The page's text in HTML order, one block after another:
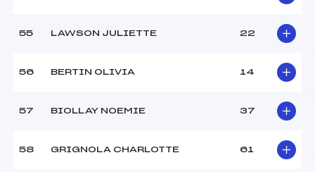
55 LAWSON JULIETTE 22
56 BERTIN OLIVIA 14
57 BIOLLAY NOEMIE 37
58 GRIGNOLA CHARLOTTE 61